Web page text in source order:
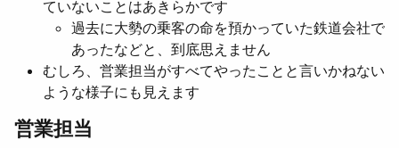
ていないことはあきらかです
過去に大勢の乗客の命を預かっていた鉄道会社で
あったなどと、到底思えません
むしろ、営業担当がすべてやったことと言いかねない
ような様子にも見えます
営業担当